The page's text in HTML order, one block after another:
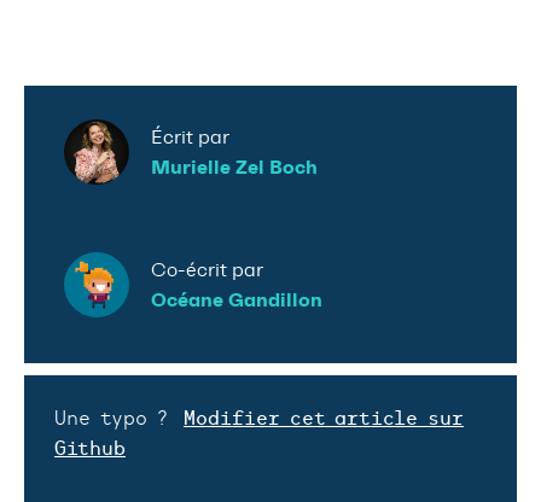
Écrit par
Murielle Zel Boch
Co-écrit par
Océane Gandillon
Une typo ?
Modifier cet article sur
Github